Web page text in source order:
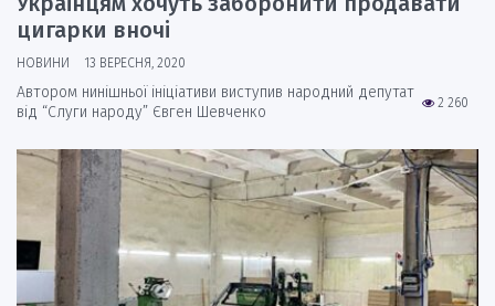
цигарки вночі
НОВИНИ 13 ВЕРЕСНЯ, 2020
2 260
Автором нинішньої ініціативи виступив народний депутат
від “Слуги народу” Євген Шевченко